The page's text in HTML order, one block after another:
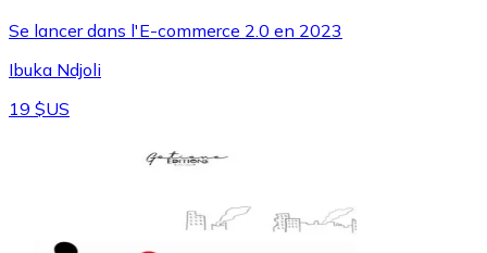
Se lancer dans l'E-commerce 2.0 en 2023
Ibuka Ndjoli
19 $US